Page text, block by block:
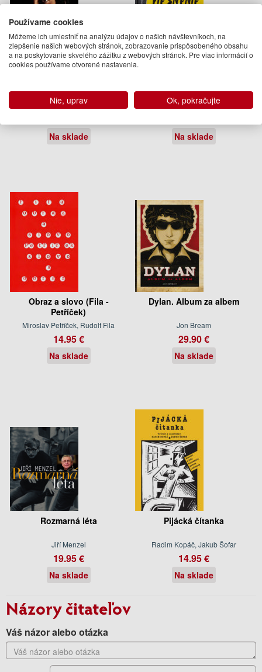
Eva Borušovičová
Na sklade
Milan Lasica, Marek Ormandík
Na sklade
Obraz a slovo (Fila -
Petříček)
Miroslav Petříček, Rudolf Fila
14.95 €
Na sklade
Dylan. Album za albem
Jon Bream
29.90 €
Na sklade
Rozmarná léta
Jiří Menzel
19.95 €
Na sklade
Pijácká čítanka
Radim Kopáč, Jakub Šofar
14.95 €
Na sklade
Názory čitateľov
Váš názor alebo otázka
Používame cookies
Môžeme ich umiestniť na analýzu údajov o našich návštevníkoch, na
zlepšenie našich webových stránok, zobrazovanie prispôsobeného obsahu
a na poskytovanie skvelého zážitku z webových stránok. Pre viac informácií o
cookies používame otvorené nastavenia.
Nie, uprav Ok, pokračujte